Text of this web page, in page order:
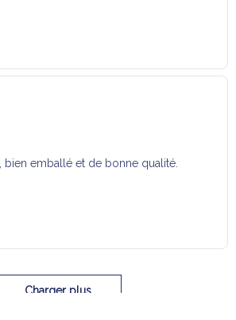
bien emballé et de bonne qualité.
Charger plus